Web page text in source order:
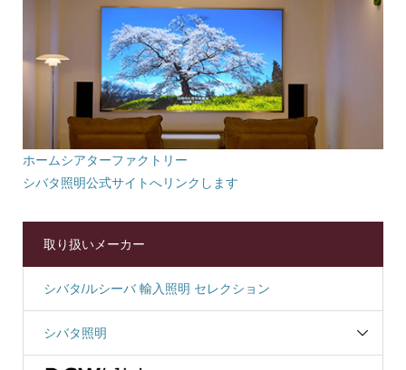
ホームシアターファクトリー
シバタ照明公式サイトへリンクします
取り扱いメーカー
シバタ/ルシーバ 輸入照明 セレクション
シバタ照明